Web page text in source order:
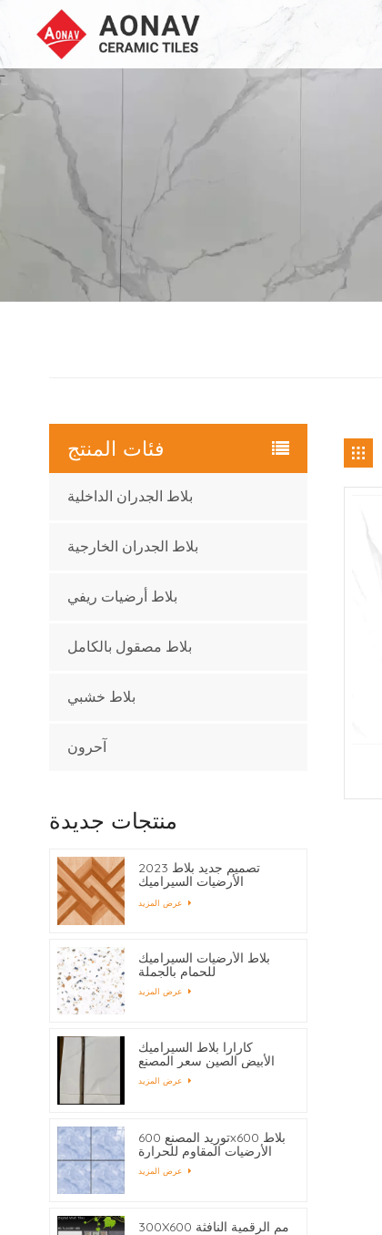
فئات المنتج
بلاط الجدران الداخلية
بلاط الجدران الخارجية
بلاط أرضيات ريفي
بلاط مصقول بالكامل
بلاط خشبي
آحرون
منتجات جديدة
2023 تصميم جديد بلاط
الأرضيات السيراميك
400x400
بلاط الأرضيات السيراميك
للحمام بالجملة
كارارا بلاط السيراميك
الأبيض الصين سعر المصنع
توريد المصنع 600x600 بلاط
الأرضيات المقاوم للحرارة
300X600 مم الرقمية النافثة